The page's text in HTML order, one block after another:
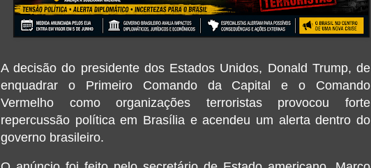
A decisão do presidente dos Estados Unidos, Donald Trump, de
enquadrar o Primeiro Comando da Capital e o Comando
Vermelho como organizações terroristas provocou forte
repercussão política em Brasília e acendeu um alerta dentro do
governo brasileiro.